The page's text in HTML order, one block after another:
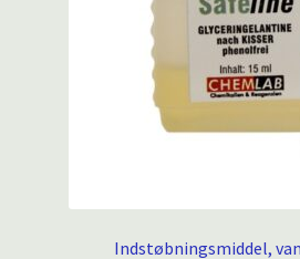
Indstøbningsmiddel,